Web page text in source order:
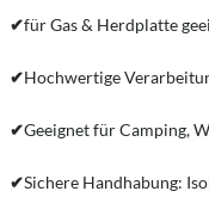
✔für Gas & Herdplatte
✔Hochwertige
✔Geeignet für Camping,
✔Sichere Handhabung: